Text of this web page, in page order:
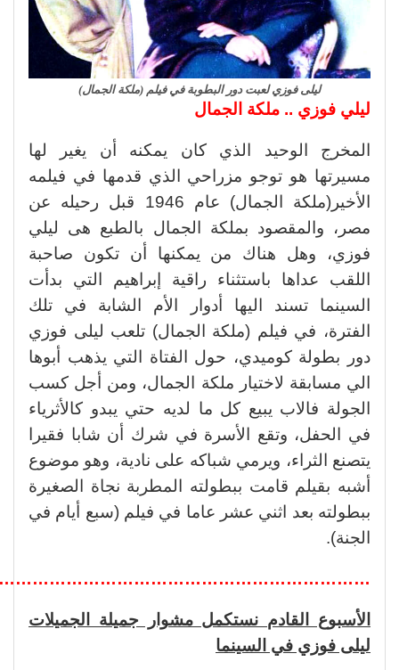
ليلى فوزي لعبت دور البطوبة في فيلم (ملكة الجمال)
ليلي فوزي .. ملكة الجمال
المخرج الوحيد الذي كان يمكنه أن يغير لها
مسيرتها هو توجو مزراحي الذي قدمها في فيلمه
الأخير(ملكة الجمال) عام 1946 قبل رحيله عن
مصر، والمقصود بملكة الجمال بالطبع هى ليلي
فوزي، وهل هناك من يمكنها أن تكون صاحبة
اللقب عداها باستثناء راقية إبراهيم التي بدأت
السينما تسند اليها أدوار الأم الشابة في تلك
الفترة، في فيلم (ملكة الجمال) تلعب ليلى فوزي
دور بطولة كوميدي، حول الفتاة التي يذهب أبوها
الي مسابقة لاختيار ملكة الجمال، ومن أجل كسب
الجولة فالاب يبيع كل ما لديه حتي يبدو كالأثرياء
في الحفل، وتقع الأسرة في شرك أن شابا فقيرا
يتصنع الثراء، ويرمي شباكه على نادية، وهو موضوع
أشبه بقيلم قامت ببطولته المطربة نجاة الصغيرة
ببطولته بعد اثني عشر عاما في فيلم (سبع أيام في
الجنة).
الأسبوع القادم نستكمل مشوار جميلة الجميلات
ليلى فوزي في السينما